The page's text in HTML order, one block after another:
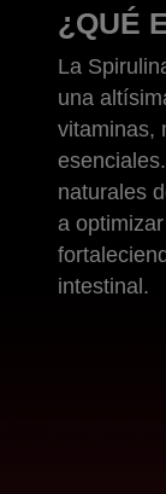
¿QUÉ
La
una
vitaminas,
naturales
a
intestinal.